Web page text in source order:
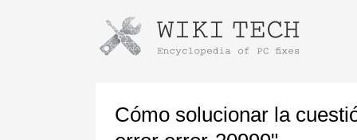
Cómo solucionar la
Instrucciones para descargar con